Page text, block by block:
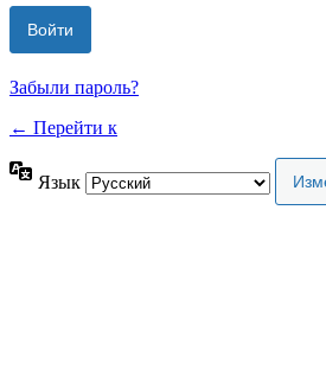
Забыли пароль?
← Перейти к
Язык